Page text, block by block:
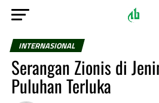
INTERNASIONAL
Serangan Zionis di
Puluhan Terluka